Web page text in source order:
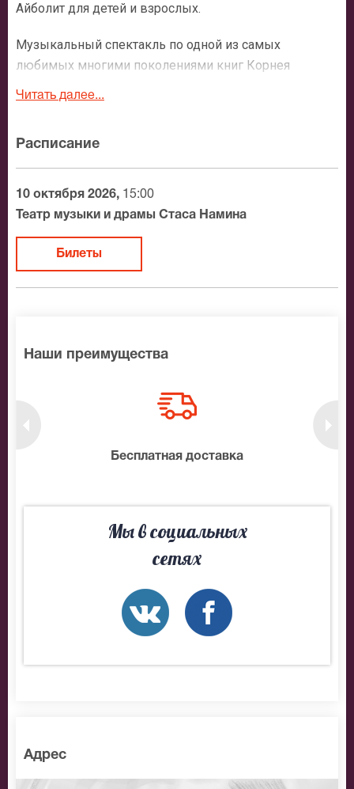
Айболит для детей и взрослых.
Музыкальный спектакль по одной из самых
любимых многими поколениями книг Корнея
Ивановича Чуковского, «Айболит», ждет гостей
замечательного Театра музыки и драмы Стаса
приходи к нему лечиться и корова, и волчица» -
вместе с героями известной сказки, гости театра
станут участниками интересных приключений и
удивительных открытий.
взрослых» можно уже сегодня.
Читать далее...
Расписание
10 октября 2026, 15:00
Театр музыки и драмы Стаса Намина
Билеты
Наши преимущества
Бесплатная доставка
Мы в социальных
сетях
Адрес